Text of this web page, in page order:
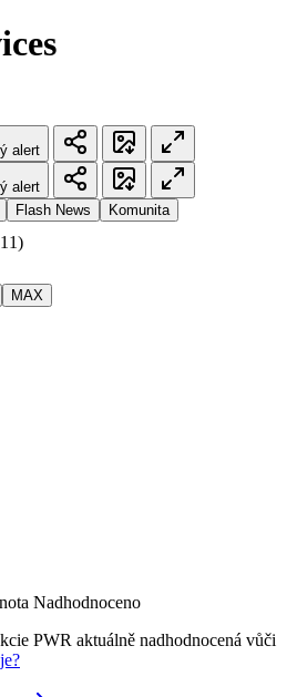
alert
alert
Flash News Komunita
MAX
Nadhodnoceno
PWR aktuálně nadhodnocená vůči